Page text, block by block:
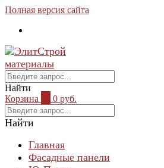
Полная версия сайта
Найти
Корзина
0 руб.
Найти
Главная
Фасадные панели